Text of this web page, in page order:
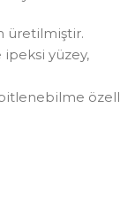
üretilmiştir.
ipeksi yüzey,